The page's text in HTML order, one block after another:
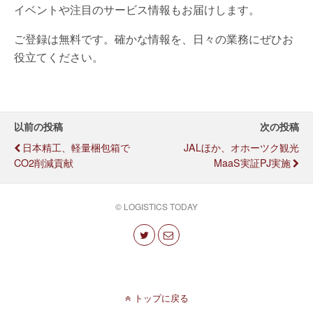
イベントや注目のサービス情報もお届けします。
ご登録は無料です。確かな情報を、日々の業務にぜひお
役立てください。
以前の投稿
日本精工、軽量梱包箱で
CO2削減貢献
次の投稿
JALほか、オホーツク観光
MaaS実証PJ実施
© LOGISTICS TODAY
トップに戻る